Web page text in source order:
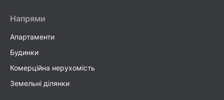
Напрями
Апартаменти
Будинки
Комерційна нерухомість
Земельні ділянки